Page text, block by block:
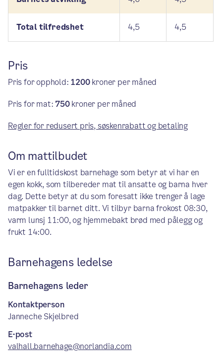
Total tilfredshet 4,5 4,5
Pris
Pris for opphold: 1200kroner per måned
Pris for mat: 750kroner per måned
Regler for redusert pris, søskenrabatt og betaling
Om mattilbudet
Vi er en fulltidskost barnehage som betyr at vi har en
egen kokk, som tilbereder mat til ansatte og barna hver
dag. Dette betyr at du som foresatt ikke trenger å lage
matpakker til barnet ditt. Vi tilbyr barna frokost 08:30,
varm lunsj 11:00, og hjemmebakt brød med pålegg og
frukt 14:00.
Barnehagens ledelse
Barnehagens leder
Kontaktperson
Janneche Skjelbred
E-post
valhall.barnehage@norlandia.com